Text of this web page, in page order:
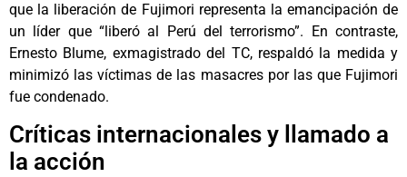
que la liberación de Fujimori representa la emancipación de
un líder que “liberó al Perú del terrorismo”. En contraste,
Ernesto Blume, exmagistrado del TC, respaldó la medida y
minimizó las víctimas de las masacres por las que Fujimori
fue condenado.
Críticas internacionales y llamado a
la acción